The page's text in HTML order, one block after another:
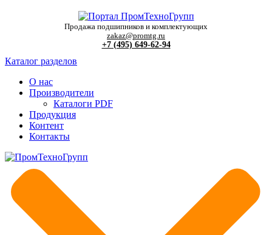
Продажа подшипников и комплектующих
zakaz@promtg.ru
+7 (495) 649-62-94
Каталог разделов
О нас
Производители
Каталоги PDF
Продукция
Контент
Контакты